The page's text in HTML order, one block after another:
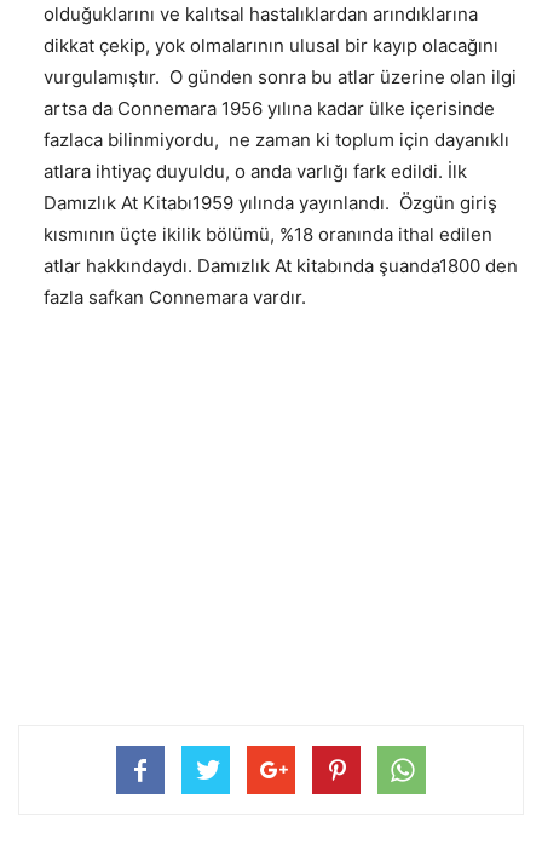
olduğuklarını ve kalıtsal hastalıklardan arındıklarına
dikkat çekip, yok olmalarının ulusal bir kayıp olacağını
vurgulamıştır. O günden sonra bu atlar üzerine olan ilgi
artsa da Connemara 1956 yılına kadar ülke içerisinde
fazlaca bilinmiyordu, ne zaman ki toplum için dayanıklı
atlara ihtiyaç duyuldu, o anda varlığı fark edildi. İlk
Damızlık At Kitabı1959 yılında yayınlandı. Özgün giriş
kısmının üçte ikilik bölümü, %18 oranında ithal edilen
atlar hakkındaydı. Damızlık At kitabında şuanda1800 den
fazla safkan Connemara vardır.